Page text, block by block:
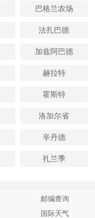
巴格兰农场
法扎巴德
加兹阿巴德
赫拉特
霍斯特
洛加尔省
辛丹德
扎兰季
邮编查询
国际天气